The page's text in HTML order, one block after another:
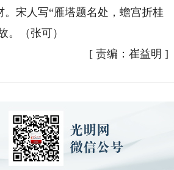
宋人写“雁塔题名处，蟾宫折桂
。（张可）
[ 责编：崔益明 ]